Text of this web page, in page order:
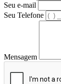
Seu e-mail
Seu Telefone
Mensagem